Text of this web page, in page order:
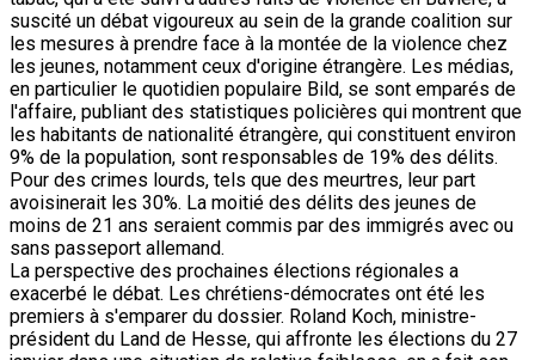
suscité un débat vigoureux au sein de la grande coalition sur
les mesures à prendre face à la montée de la violence chez
les jeunes, notamment ceux d'origine étrangère. Les médias,
en particulier le quotidien populaire Bild, se sont emparés de
l'affaire, publiant des statistiques policières qui montrent que
les habitants de nationalité étrangère, qui constituent environ
9% de la population, sont responsables de 19% des délits.
Pour des crimes lourds, tels que des meurtres, leur part
avoisinerait les 30%. La moitié des délits des jeunes de
moins de 21 ans seraient commis par des immigrés avec ou
sans passeport allemand.
La perspective des prochaines élections régionales a
exacerbé le débat. Les chrétiens-démocrates ont été les
premiers à s'emparer du dossier. Roland Koch, ministre-
président du Land de Hesse, qui affronte les élections du 27